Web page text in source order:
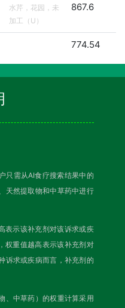
水芹，花园，未
加工（U）
867.6
774.54
只需从AI食疗搜索结果中的
天然提取物和中草药中进行
表示该补充剂对该诉求或疾
权重值越高表示该补充剂对
诉求或疾病而言，补充剂的
、中草药）的权重计算采用